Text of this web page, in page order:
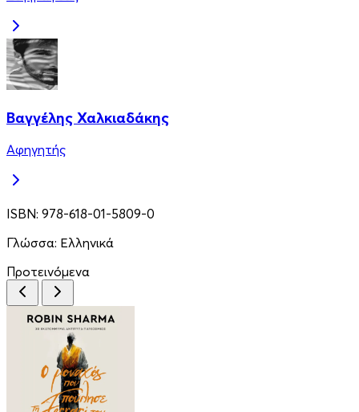
Βαγγέλης Χαλκιαδάκης
Αφηγητής
ISBN: 978-618-01-5809-0
Γλώσσα: Ελληνικά
Προτεινόμενα